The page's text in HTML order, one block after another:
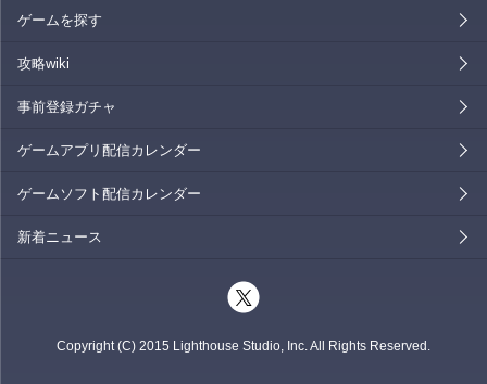
ゲームを探す
攻略wiki
事前登録ガチャ
ゲームアプリ配信カレンダー
ゲームソフト配信カレンダー
新着ニュース
Copyright (C) 2015 Lighthouse Studio, Inc. All Rights Reserved.